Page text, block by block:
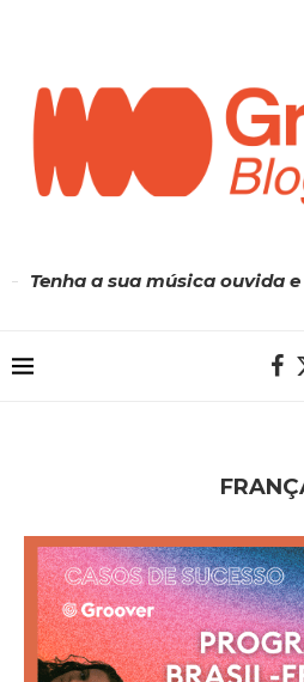
Tenha a sua música ouvida